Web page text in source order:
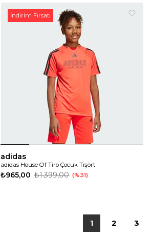
adidas
adidas House Of Tiro Çocuk Tişört
₺965,00 ₺1.399,00 %31
İndirim Fırsatı
1 2 3